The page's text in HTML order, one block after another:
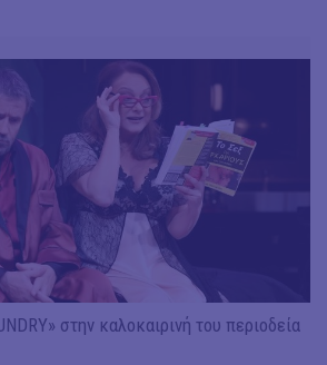
στην καλοκαιρινή του περιοδεία